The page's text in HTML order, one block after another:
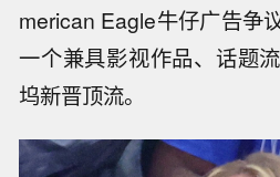
merican Eagle牛仔广告争
一个兼具影视作品、话题
坞新晋顶流。